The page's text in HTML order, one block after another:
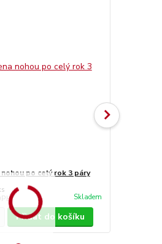
po celý rok 3 páry
Skladem
Přidat do košíku